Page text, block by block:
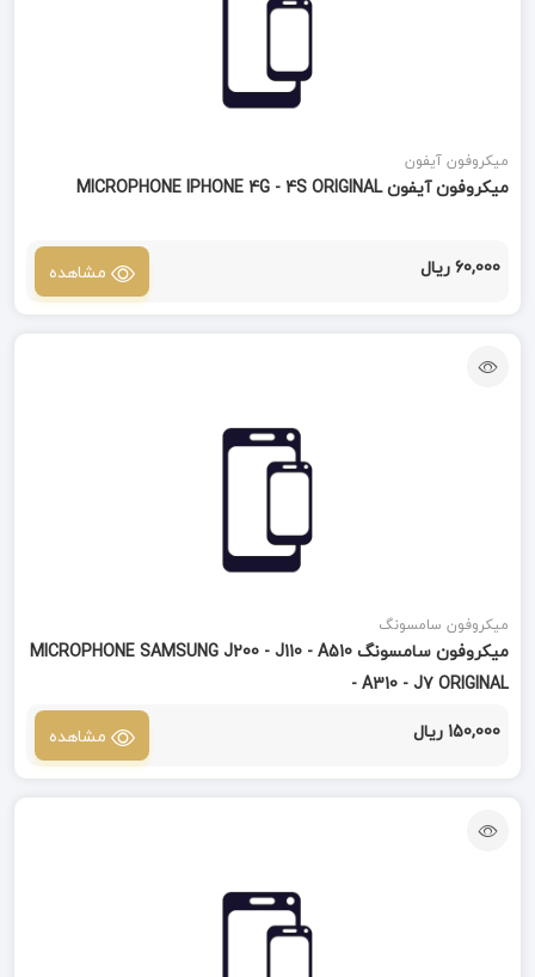
میکروفون آیفون
میکروفون آیفون MICROPHONE IPHONE 4G - 4S ORIGINAL
60,000 ریال مشاهده
میکروفون سامسونگ
میکروفون سامسونگ MICROPHONE SAMSUNG J200 - J110 - A510
- A310 - J7 ORIGINAL
150,000 ریال مشاهده